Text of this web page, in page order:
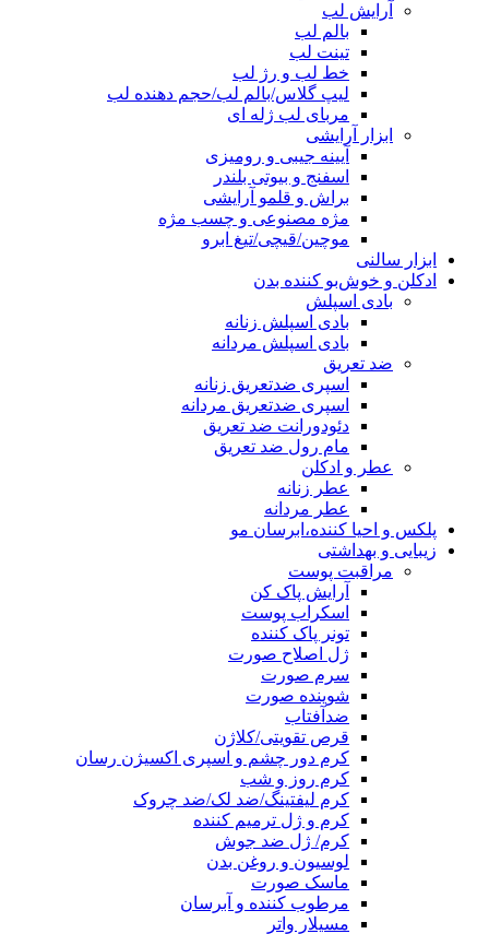
آرایش لب
بالم لب
تینت لب
خط لب و رژ لب
لیپ گلاس/بالم لب/حجم دهنده لب
مربای لب ژله ای
ابزار آرایشی
آیینه جیبی و رومیزی
اسفنج و بیوتی بلندر
براش و قلمو آرایشی
مژه مصنوعی و چسب مژه
موچین/قیچی/تیغ ابرو
ابزار سالنی
ادکلن و خوش‌بو کننده بدن
بادی اسپلش
بادی اسپلش زنانه
بادی اسپلش مردانه
ضد تعریق
اسپری ضدتعریق زنانه
اسپری ضدتعریق مردانه
دئودورانت ضد تعریق
مام رول ضد تعریق
عطر و ادکلن
عطر زنانه
عطر مردانه
پلکس و احیا کننده،ابرسان مو
زیبایی و بهداشتی
مراقبت پوست
آرایش پاک کن
اسکراب پوست
تونر پاک کننده
ژل اصلاح صورت
سرم صورت
شوینده صورت
ضدآفتاب
قرص تقویتی/کلاژن
کرم دور چشم و اسپری اکسیژن رسان
کرم روز و شب
کرم لیفتینگ/ضد لک/ضد چروک
کرم و ژل ترمیم کننده
کرم/ ژل ضد جوش
لوسیون و روغن بدن
ماسک صورت
مرطوب کننده و آبرسان
مسیلار واتر